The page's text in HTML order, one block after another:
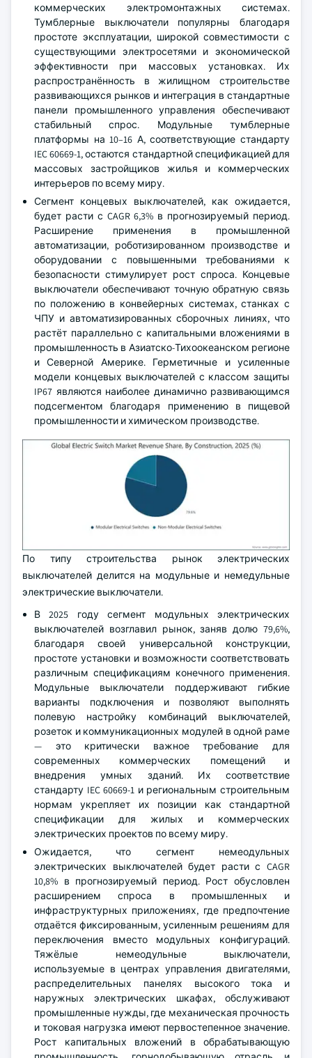
коммерческих электромонтажных системах.
Тумблерные выключатели популярны благодаря
простоте эксплуатации, широкой совместимости с
существующими электросетями и экономической
эффективности при массовых установках. Их
распространённость в жилищном строительстве
развивающихся рынков и интеграция в стандартные
панели промышленного управления обеспечивают
стабильный спрос. Модульные тумблерные
платформы на 10–16 А, соответствующие стандарту
IEC 60669-1, остаются стандартной спецификацией для
массовых застройщиков жилья и коммерческих
интерьеров по всему миру.
Сегмент концевых выключателей, как ожидается,
будет расти с CAGR 6,3% в прогнозируемый период.
Расширение применения в промышленной
автоматизации, роботизированном производстве и
оборудовании с повышенными требованиями к
безопасности стимулирует рост спроса. Концевые
выключатели обеспечивают точную обратную связь
по положению в конвейерных системах, станках с
ЧПУ и автоматизированных сборочных линиях, что
растёт параллельно с капитальными вложениями в
промышленность в Азиатско-Тихоокеанском регионе
и Северной Америке. Герметичные и усиленные
модели концевых выключателей с классом защиты
IP67 являются наиболее динамично развивающимся
подсегментом благодаря применению в пищевой
промышленности и химическом производстве.
По типу строительства рынок электрических
выключателей делится на модульные и немедульные
электрические выключатели.
В 2025 году сегмент модульных электрических
выключателей возглавил рынок, заняв долю 79,6%,
благодаря своей универсальной конструкции,
простоте установки и возможности соответствовать
различным спецификациям конечного применения.
Модульные выключатели поддерживают гибкие
варианты подключения и позволяют выполнять
полевую настройку комбинаций выключателей,
розеток и коммуникационных модулей в одной раме
— это критически важное требование для
современных коммерческих помещений и
внедрения умных зданий. Их соответствие
стандарту IEC 60669-1 и региональным строительным
нормам укрепляет их позиции как стандартной
спецификации для жилых и коммерческих
электрических проектов по всему миру.
Ожидается, что сегмент немеодульных
электрических выключателей будет расти с CAGR
10,8% в прогнозируемый период. Рост обусловлен
расширением спроса в промышленных и
инфраструктурных приложениях, где предпочтение
отдаётся фиксированным, усиленным решениям для
переключения вместо модульных конфигураций.
Тяжёлые немеодульные выключатели,
используемые в центрах управления двигателями,
распределительных панелях высокого тока и
наружных электрических шкафах, обслуживают
промышленные нужды, где механическая прочность
и токовая нагрузка имеют первостепенное значение.
Рост капитальных вложений в обрабатывающую